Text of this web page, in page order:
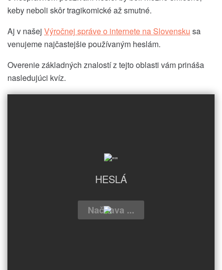
keby neboli skôr tragikomické až smutné.
Aj v našej Výročnej správe o internete na Slovensku sa
venujeme najčastejšie používaným heslám.
Overenie základných znalostí z tejto oblasti vám prináša
nasledujúci kvíz.
HESLÁ